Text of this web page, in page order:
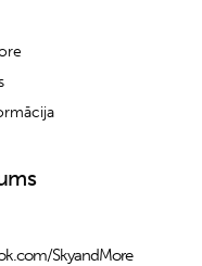
SkyandMore